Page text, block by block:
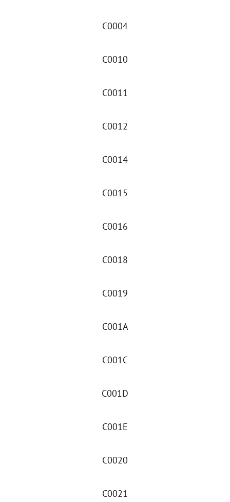
C0004
C0010
C0011
C0012
C0014
C0015
C0016
C0018
C0019
C001A
C001C
C001D
C001E
C0020
C0021